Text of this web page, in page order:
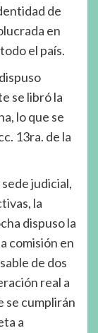
de
en
el país.
se libró la
lo que se
13ra. de la
judicial,
la
dispuso la
comisión en
de dos
real a
se cumplirán
a